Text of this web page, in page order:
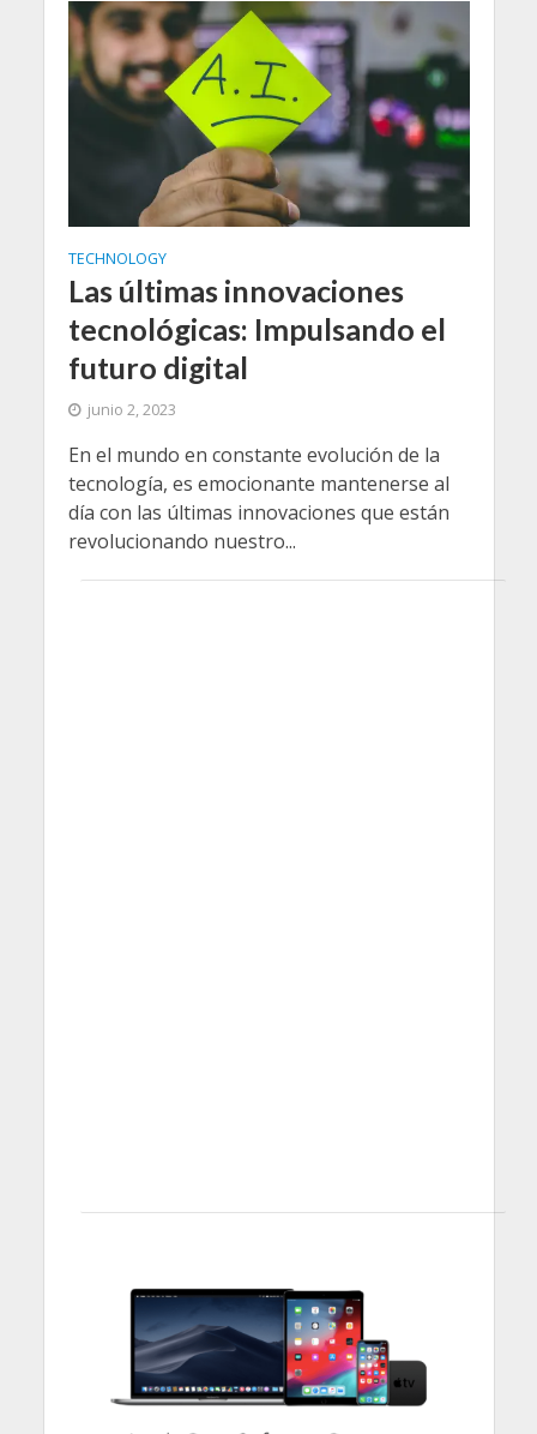
TECHNOLOGY
Las últimas innovaciones
tecnológicas: Impulsando el
futuro digital
junio 2, 2023
En el mundo en constante evolución de la
tecnología, es emocionante mantenerse al
día con las últimas innovaciones que están
revolucionando nuestro...